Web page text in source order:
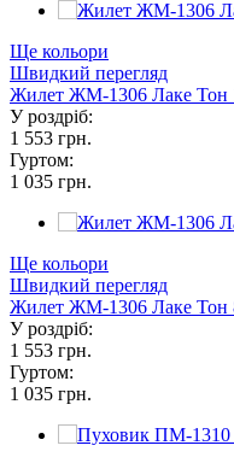
Ще кольори
Швидкий перегляд
Жилет ЖМ-1306 Лаке Тон
У роздріб:
1 553 грн.
Гуртом:
1 035 грн.
Ще кольори
Швидкий перегляд
Жилет ЖМ-1306 Лаке Тон
У роздріб:
1 553 грн.
Гуртом:
1 035 грн.